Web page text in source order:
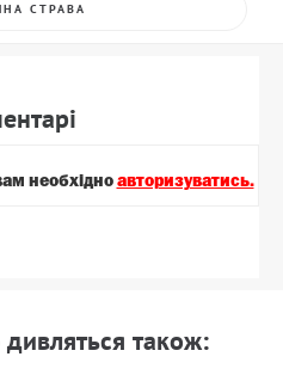
СТРАВА
необхiдно авторизуватись.
також: